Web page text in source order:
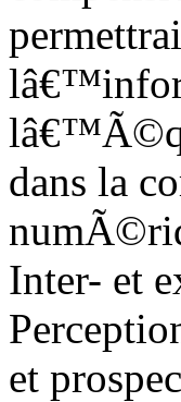
dans la
Inter- et
et